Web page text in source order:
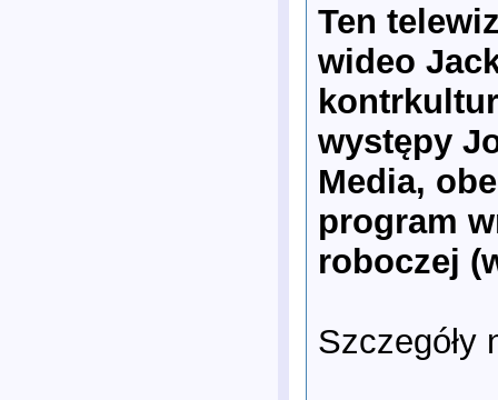
Ten
wideo
występy
Media,
program
roboczej
Szczegóły